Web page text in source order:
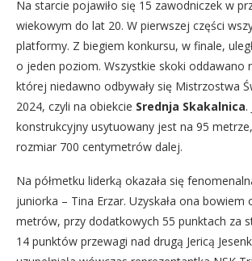
Na starcie pojawiło się 15 zawodniczek w
wiekowym do lat 20. W pierwszej części
platformy. Z biegiem konkursu, w finale,
o jeden poziom. Wszystkie skoki oddawano
której niedawno odbywały się Mistrzostwa
2024, czyli na obiekcie Srednja Skakalnica.
konstrukcyjny usytuowany jest na 95
rozmiar 700 centymetrów dalej.
Na półmetku liderką okazała się
juniorka – Tina Erzar. Uzyskała ona bowiem
metrów, przy dodatkowych 55 punktach za
14 punktów przewagi nad drugą Jericą